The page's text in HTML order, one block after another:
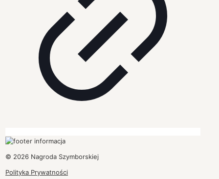
© 2026 Nagroda Szymborskiej
Polityka Prywatności